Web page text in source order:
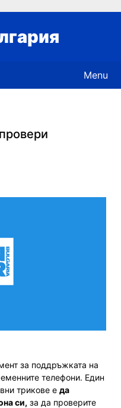
Menu
за поддръжката на
телефони. Един
трикове е да
си, за да проверите